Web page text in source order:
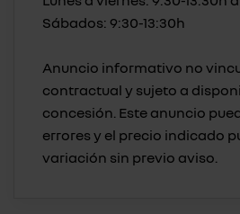
Sábados: 9:30-13:30h
Anuncio informativo no
contractual y sujeto a
concesión. Este anuncio
errores y el precio indicado